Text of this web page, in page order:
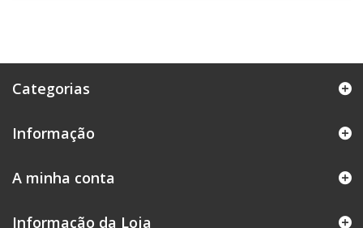
Categorias
Informação
A minha conta
Informação da Loja